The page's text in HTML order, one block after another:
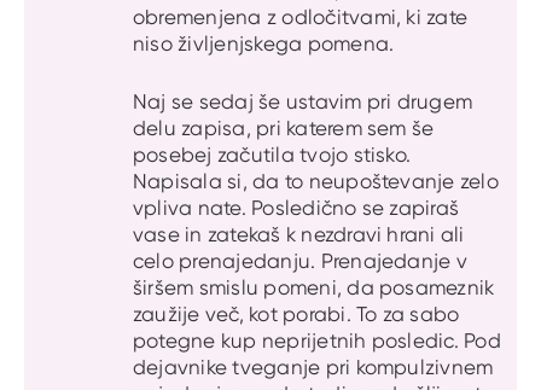
obremenjena z odločitvami, ki zate
niso življenjskega pomena.
Naj se sedaj še ustavim pri drugem
delu zapisa, pri katerem sem še
posebej začutila tvojo stisko.
Napisala si, da to neupoštevanje zelo
vpliva nate. Posledično se zapiraš
vase in zatekaš k nezdravi hrani ali
celo prenajedanju. Prenajedanje v
širšem smislu pomeni, da posameznik
zaužije več, kot porabi. To za sabo
potegne kup neprijetnih posledic. Pod
dejavnike tveganje pri kompulzivnem